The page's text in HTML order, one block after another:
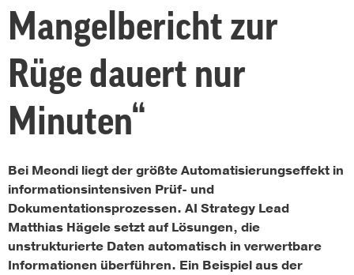
Mangelbericht zur
Rüge dauert nur
Minuten“
Bei Meondi liegt der größte Automatisierungseffekt in
informationsintensiven Prüf- und
Dokumentationsprozessen. AI Strategy Lead
Matthias Hägele setzt auf Lösungen, die
unstrukturierte Daten automatisch in verwertbare
Informationen überführen. Ein Beispiel aus der